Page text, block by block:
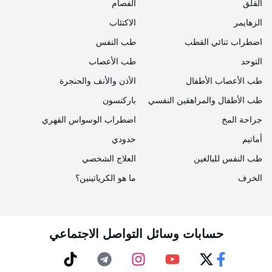
ما هي واجبات الممرضات في حالات الكوارث؟
يُطلب من ممرضات الكوارث، إلى جانب المهنيين الصحيين
بالكوارث التي قد يواجهها المجتمع وإبلاغ المجتمع وفقًا لذلك.
بالإضافة إلى ذلك، يجب عليهم أيضًا المشاركة في عمليات
مثل تطوير برامج الإسعافات الأولية، وإعداد منطقة العمل
لمواجهة الكوارث، وما إلى ذلك.
في حالة وقوع كارثة، تتولى مهام فرز وتحديد ضحايا
الأمراض المعدية، والدعم النفسي والاجتماعي، وإدارة
الملاجئ.
القلق
الزهايمر
اضطراب ثنائي القطب
التوحد
طب الأعصاب الأطفال
الفصام
الاكتئاب
طب النفس
طب الأعصاب
الأذن والأنف والحنجرة
طب الأطفال والمراهقين النفسي
جراحة المخ
أماتيم
طب النفس للبالغين
الخرف
باركنسون
اضطراب الوسواس القهري
حدودي
العلاج الشخصي
ما هو الكرياتينين؟
حسابات وسائل التواصل الاجتماعي